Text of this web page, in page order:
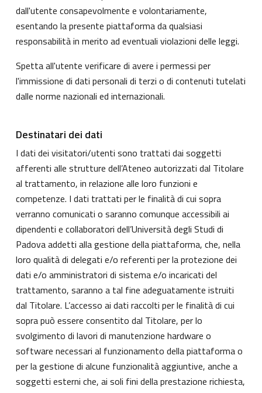
dall'utente consapevolmente e volontariamente,
esentando la presente piattaforma da qualsiasi
responsabilità in merito ad eventuali violazioni delle leggi.
Spetta all'utente verificare di avere i permessi per
l'immissione di dati personali di terzi o di contenuti tutelati
dalle norme nazionali ed internazionali.
Destinatari dei dati
I dati dei visitatori/utenti sono trattati dai soggetti
afferenti alle strutture dell’Ateneo autorizzati dal Titolare
al trattamento, in relazione alle loro funzioni e
competenze. I dati trattati per le finalità di cui sopra
verranno comunicati o saranno comunque accessibili ai
dipendenti e collaboratori dell’Università degli Studi di
Padova addetti alla gestione della piattaforma, che, nella
loro qualità di delegati e/o referenti per la protezione dei
dati e/o amministratori di sistema e/o incaricati del
trattamento, saranno a tal fine adeguatamente istruiti
dal Titolare. L’accesso ai dati raccolti per le finalità di cui
sopra può essere consentito dal Titolare, per lo
svolgimento di lavori di manutenzione hardware o
software necessari al funzionamento della piattaforma o
per la gestione di alcune funzionalità aggiuntive, anche a
soggetti esterni che, ai soli fini della prestazione richiesta,